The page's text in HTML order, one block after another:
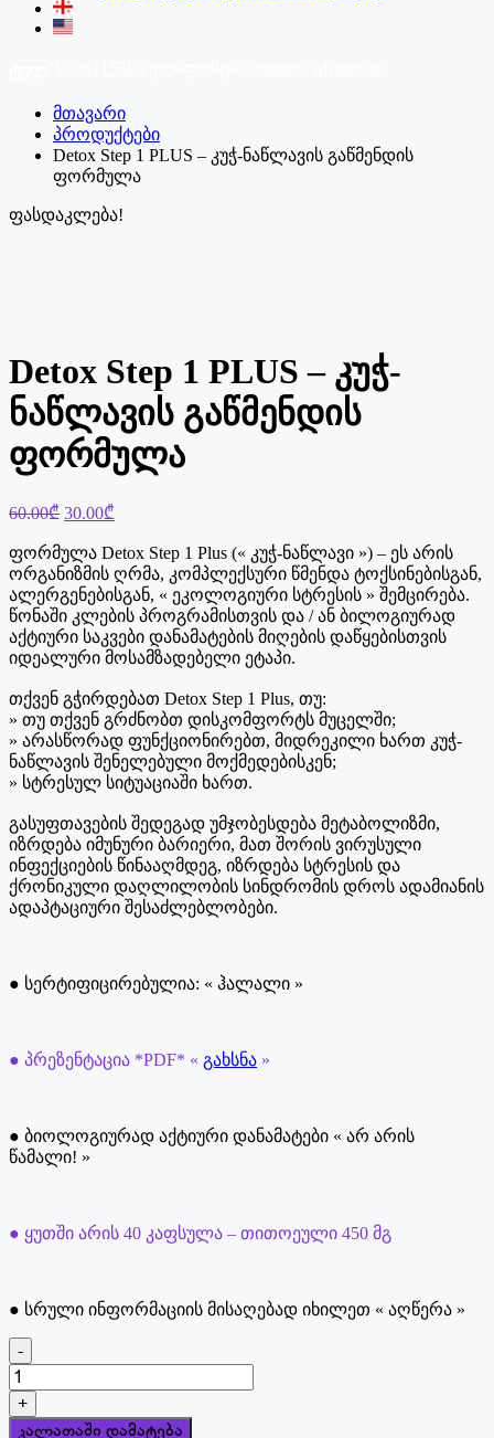
მთავარი
პროდუქტები
Detox Step 1 PLUS – კუჭ-ნაწლავის გაწმენდის
ფორმულა
ფასდაკლება!
Detox Step 1 PLUS – კუჭ-
ნაწლავის გაწმენდის
ფორმულა
60.00₾ Original
was:
60.00₾.
30.00₾
is:
30.00₾.
ფორმულა Detox Step 1 Plus (« კუჭ-ნაწლავი ») – ეს არის
ორგანიზმის ღრმა, კომპლექსური წმენდა ტოქსინებისგან,
ალერგენებისგან, « ეკოლოგიური სტრესის » შემცირება.
წონაში კლების პროგრამისთვის და / ან ბილოგიურად
აქტიური საკვები დანამატების მიღების დაწყებისთვის
იდეალური მოსამზადებელი ეტაპი.
თქვენ გჭირდებათ Detox Step 1 Plus, თუ:
» თუ თქვენ გრძნობთ დისკომფორტს მუცელში;
» არასწორად ფუნქციონირებთ, მიდრეკილი ხართ კუჭ-
ნაწლავის შენელებული მოქმედებისკენ;
» სტრესულ სიტუაციაში ხართ.
გასუფთავების შედეგად უმჯობესდება მეტაბოლიზმი,
იზრდება იმუნური ბარიერი, მათ შორის ვირუსული
ინფექციების წინააღმდეგ, იზრდება სტრესის და
ქრონიკული დაღლილობის სინდრომის დროს ადამიანის
ადაპტაციური შესაძლებლობები.
● სერტიფიცირებულია: « ჰალალი »
● პრეზენტაცია *PDF* « გახსნა »
● ბიოლოგიურად აქტიური დანამატები « არ არის
წამალი! »
● ყუთში არის 40 კაფსულა – თითოეული 450 მგ
● სრული ინფორმაციის მისაღებად იხილეთ « აღწერა »
-
რაოდენობა:
Detox
Step
+
კალათაში დამატება